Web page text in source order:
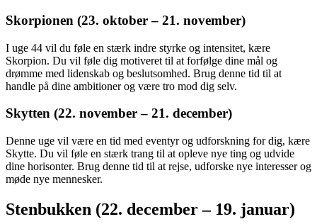
Skorpionen (23. oktober – 21. november)
I uge 44 vil du føle en stærk indre styrke og intensitet, kære
Skorpion. Du vil føle dig motiveret til at forfølge dine mål og
drømme med lidenskab og beslutsomhed. Brug denne tid til at
handle på dine ambitioner og være tro mod dig selv.
Skytten (22. november – 21. december)
Denne uge vil være en tid med eventyr og udforskning for dig, kære
Skytte. Du vil føle en stærk trang til at opleve nye ting og udvide
dine horisonter. Brug denne tid til at rejse, udforske nye interesser og
møde nye mennesker.
Stenbukken (22. december – 19. januar)